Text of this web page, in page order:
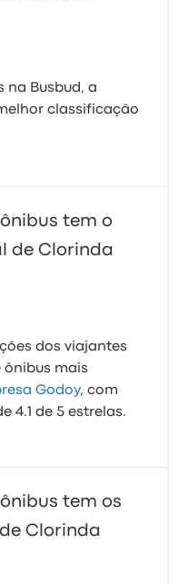
na Busbud, a
classificação
tem o
de Clorinda
dos viajantes
ônibus mais
Godoy, com
4.1 de 5 estrelas.
tem os
Clorinda